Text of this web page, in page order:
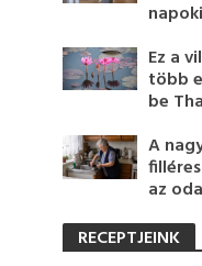
Ez a
több
be
A
az
RECEPTJEINK